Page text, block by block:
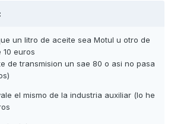
un litro de aceite sea Motul u otro de
euros
de transmision un sae 80 o asi no pasa
el mismo de la industria auxiliar (lo he